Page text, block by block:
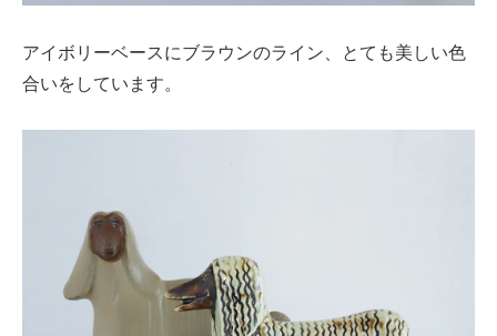
アイボリーベースにブラウンのライン、とても美しい色
合いをしています。